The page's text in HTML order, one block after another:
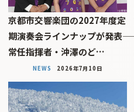
京都市交響楽団の2027年度定
期演奏会ラインナップが発表――
常任指揮者・沖澤のど…
NEWS 2026年7月10日